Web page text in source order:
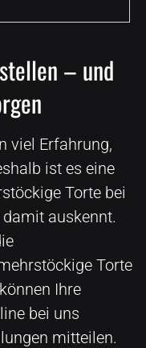
– und
viel Erfahrung,
ist es eine
Torte bei
auskennt.
Torte
Ihre
bei uns
mitteilen.